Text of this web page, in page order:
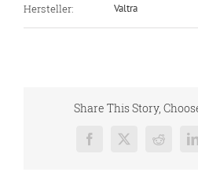
Hersteller: Valtra
Share This Story,
Facebook
X Reddit